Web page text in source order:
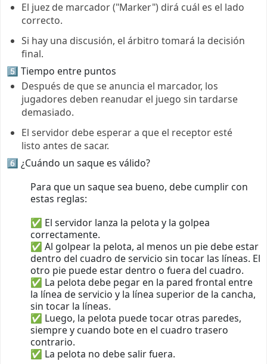
El juez de marcador ("Marker") dirá cuál es el lado
correcto.
Si hay una discusión, el árbitro tomará la decisión
final.
5️⃣ Tiempo entre puntos
Después de que se anuncia el marcador, los
jugadores deben reanudar el juego sin tardarse
demasiado.
El servidor debe esperar a que el receptor esté
listo antes de sacar.
6️⃣ ¿Cuándo un saque es válido?
Para que un saque sea bueno, debe cumplir con
estas reglas:
✅ El servidor lanza la pelota y la golpea
correctamente.
✅ Al golpear la pelota, al menos un pie debe estar
dentro del cuadro de servicio sin tocar las líneas. El
otro pie puede estar dentro o fuera del cuadro.
✅ La pelota debe pegar en la pared frontal entre
la línea de servicio y la línea superior de la cancha,
sin tocar la líneas.
✅ Luego, la pelota puede tocar otras paredes,
siempre y cuando bote en el cuadro trasero
contrario.
✅ La pelota no debe salir fuera.